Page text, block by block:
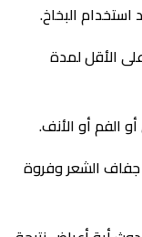
البخاخ.
الأقل لمدة
الفم أو الأنف.
جفاف الشعر وفروة